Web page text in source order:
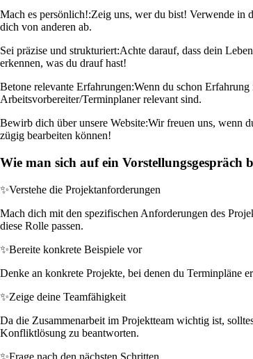
Mach es persönlich!:Zeig uns, wer du bist! Verwende in
dich von anderen ab.
Sei präzise und strukturiert:Achte darauf, dass dein
erkennen, was du drauf hast!
Betone relevante Erfahrungen:Wenn du schon
Arbeitsvorbereiter/Terminplaner relevant sind.
Bewirb dich über unsere Website:Wir freuen uns, wenn
zügig bearbeiten können!
Wie man sich auf ein
✨Verstehe die Projektanforderungen
Mach dich mit den spezifischen Anforderungen des
diese Rolle passen.
✨Bereite konkrete Beispiele vor
Denke an konkrete Projekte, bei denen du Terminpläne
✨Zeige deine Teamfähigkeit
Da die Zusammenarbeit im Projektteam wichtig ist,
Konfliktlösung zu beantworten.
✨Frage nach den nächsten Schritten